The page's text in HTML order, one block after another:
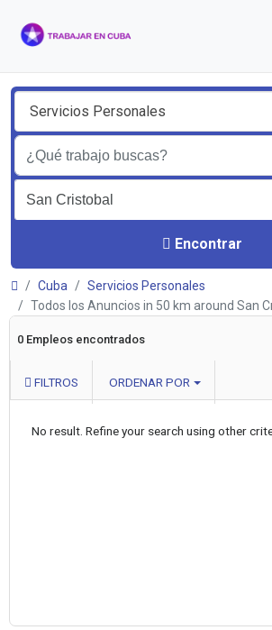
Servicios Personales
Encontrar
Cuba
Servicios Personales
Todos los Anuncios in 50 km around San
0 Empleos encontrados
FILTROS ORDENAR POR
No result. Refine your search using other